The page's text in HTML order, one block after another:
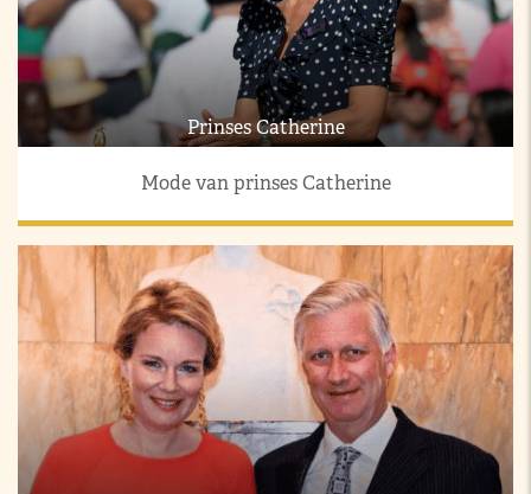
Prinses Catherine
Mode van prinses Catherine